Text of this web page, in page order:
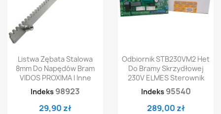
Listwa Zębata Stalowa
8mm Do Napędów Bram
VIDOS PROXIMA I Inne
Indeks 98923
29,90 zł
Odbiornik STB230VM2 Het
Do Bramy Skrzydłowej
230V ELMES Sterownik
Indeks 95540
289,00 zł